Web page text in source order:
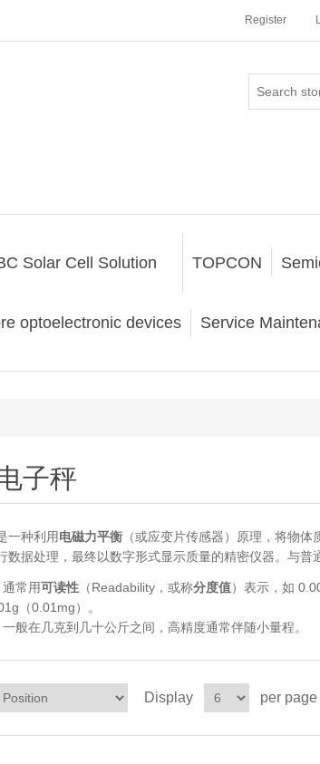
Register
Solar Cell Solution TOPCON
optoelectronic devices Service
子秤
一种利用电磁力平衡（或应变片传感器）原理，将物体
数据处理，最终以数字形式显示质量的精密仪器。与普
常用可读性（Readability，或称分度值）表示，如
（0.01mg）。
般在几克到几十公斤之间，高精度通常伴随小量程。
Display per page